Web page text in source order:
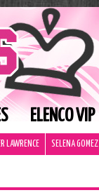
ELENCO VIP
LAWRENCE SELENA GOMEZ